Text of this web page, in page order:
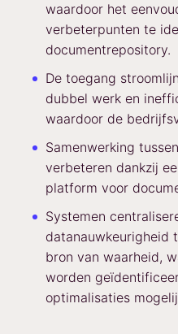
waardoor het
verbeterpunten te
documentrepository.
De toegang
dubbel werk en
waardoor de
Samenwerking
verbeteren dankzij
platform voor
Systemen
datanauwkeurigheid
bron van waarheid,
worden
optimalisaties